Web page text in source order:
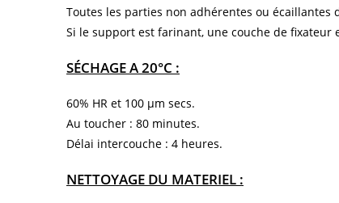
Toutes les parties non adhérentes ou écaillantes
Si le support est farinant, une couche de fixateur
SÉCHAGE A 20°C :
60% HR et 100 µm secs.
Au toucher : 80 minutes.
Délai intercouche : 4 heures.
NETTOYAGE DU MATERIEL :